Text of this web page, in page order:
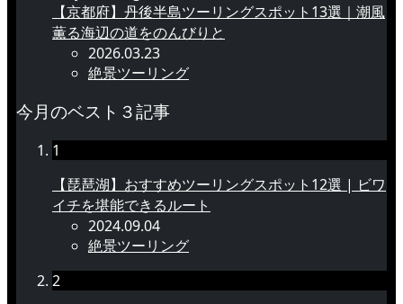
【京都府】丹後半島ツーリングスポット13選｜潮風
薫る海辺の道をのんびりと
2026.03.23
絶景ツーリング
今月のベスト３記事
1
【琵琶湖】おすすめツーリングスポット12選 | ビワ
イチを堪能できるルート
2024.09.04
絶景ツーリング
2